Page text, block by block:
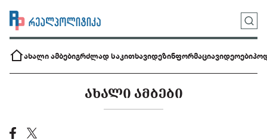
ახალი ამბებიგრძლად საკითხავიდეზინფორმაციავიდეოები
ᲐᲮᲐᲚᲘ ᲐᲛᲑᲔᲑᲘ